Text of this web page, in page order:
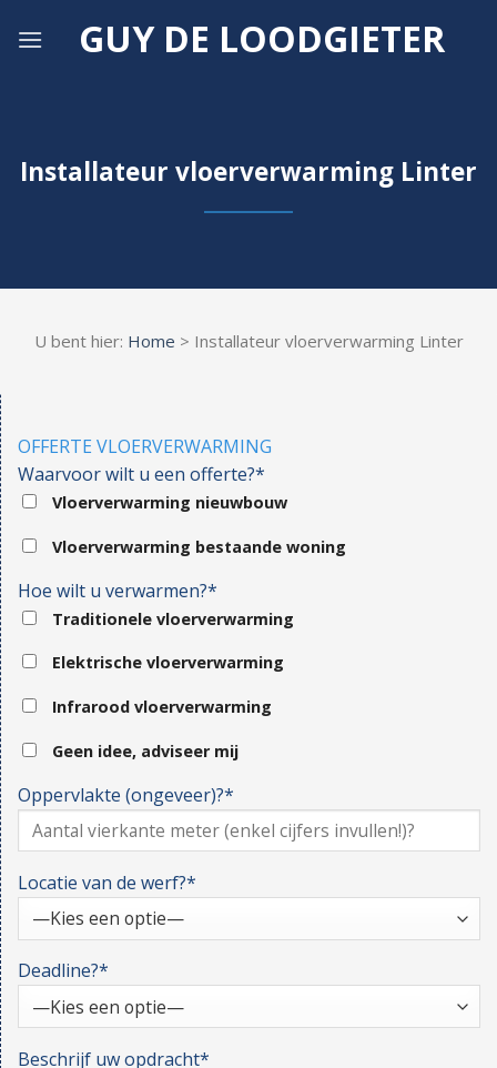
GUY DE LOODGIETER
Installateur vloerverwarming Linter
U bent hier: Home > Installateur vloerverwarming Linter
OFFERTE VLOERVERWARMING
Waarvoor wilt u een offerte?*
Vloerverwarming nieuwbouw
Vloerverwarming bestaande woning
Hoe wilt u verwarmen?*
Traditionele vloerverwarming
Elektrische vloerverwarming
Infrarood vloerverwarming
Geen idee, adviseer mij
Oppervlakte (ongeveer)?*
Locatie van de werf?*
Deadline?*
Beschrijf uw opdracht*